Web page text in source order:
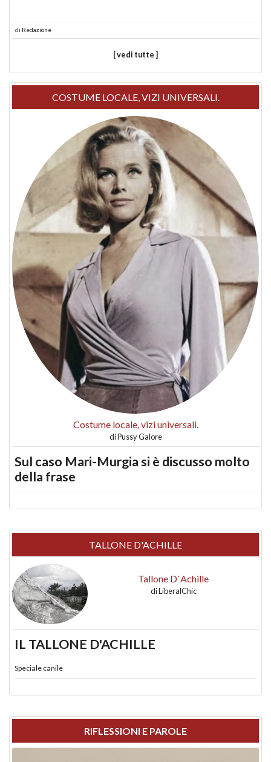
di Redazione
[ vedi tutte ]
COSTUME LOCALE, VIZI UNIVERSALI.
Costume locale, vizi universali.
diPussy Galore
Sul caso Mari-Murgia si è discusso molto
della frase
TALLONE D'ACHILLE
Tallone D`Achille
diLiberalChic
IL TALLONE D'ACHILLE
Speciale canile
RIFLESSIONI E PAROLE